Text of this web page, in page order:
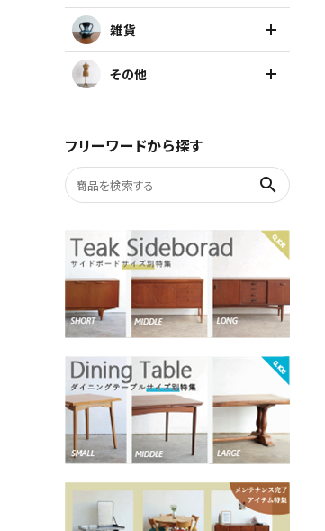
ソファ
照明
雑貨
お気に入りリスト
デザイナーまとめ
メンテナンスについて
雑貨
その他
フリーワードから探す
search